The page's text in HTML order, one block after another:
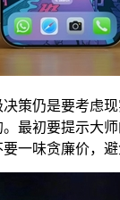
仍是要考虑现
最初要提示大
一味贪廉价，